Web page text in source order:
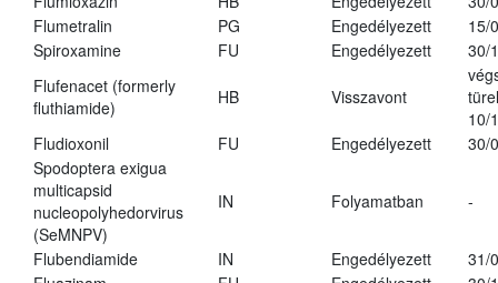
Flumetralin
PG Engedélyezett
15/
Spiroxamine
FU Engedélyezett
30/
Flufenacet (formerly
fluthiamide)
HB Visszavont
10/
Fludioxonil
FU Engedélyezett
30/
Spodoptera exigua
multicapsid
nucleopolyhedorvirus
(SeMNPV)
IN Folyamatban -
Flubendiamide IN Engedélyezett
31/